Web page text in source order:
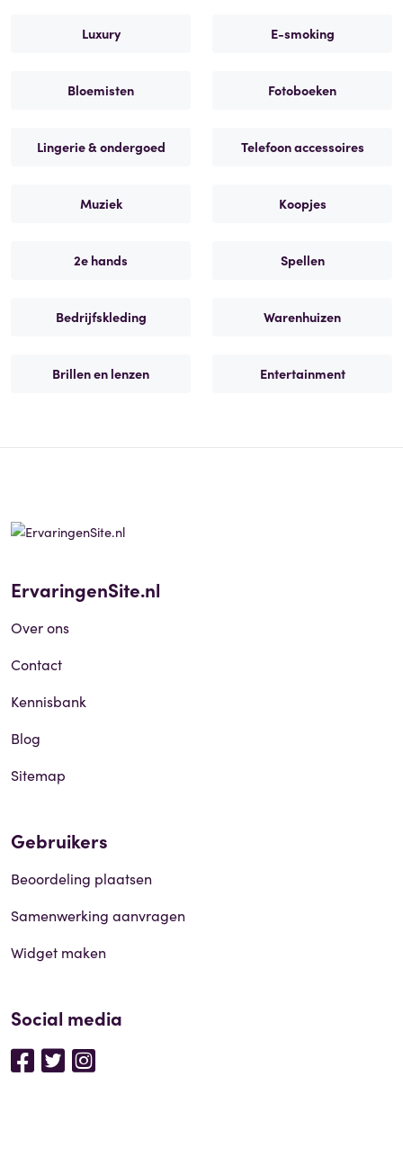
Luxury E-smoking
Bloemisten Fotoboeken
Lingerie & ondergoed Telefoon accessoires
Muziek Koopjes
2e hands Spellen
Bedrijfskleding Warenhuizen
Brillen en lenzen Entertainment
ErvaringenSite.nl
Over ons
Contact
Kennisbank
Blog
Sitemap
Gebruikers
Beoordeling plaatsen
Samenwerking aanvragen
Widget maken
Social media